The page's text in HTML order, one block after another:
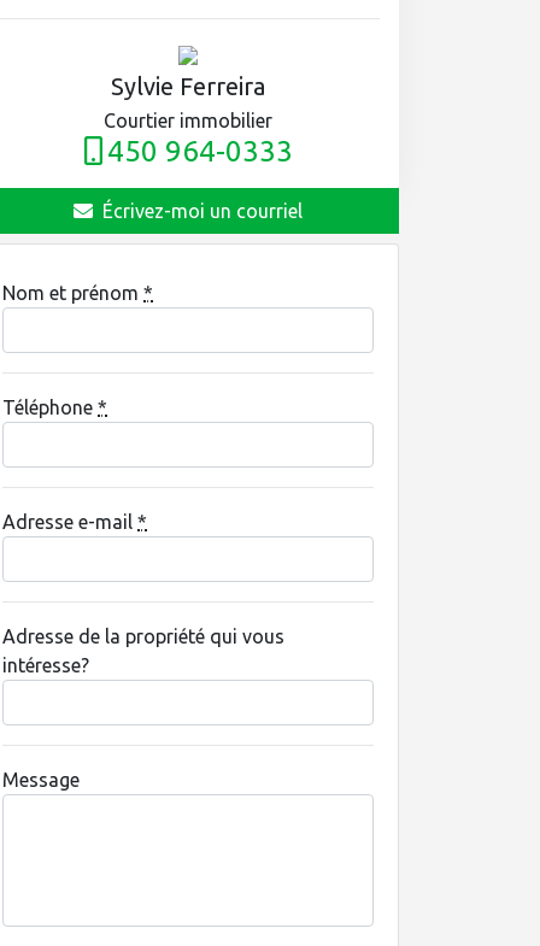
Sylvie Ferreira
Courtier immobilier
450 964-0333
Écrivez-moi un courriel
Nom et prénom *
Téléphone *
Adresse e-mail *
Adresse de la propriété qui vous
intéresse?
Message